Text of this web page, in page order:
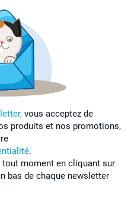
vous acceptez de
produits et nos promotions,
.
moment en cliquant sur
bas de chaque newsletter